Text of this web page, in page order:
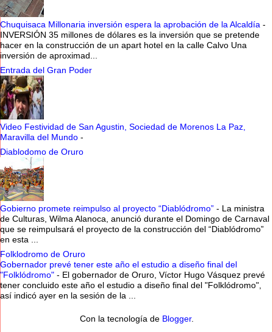
Chuquisaca Millonaria inversión espera la aprobación de la Alcaldía -
INVERSIÓN 35 millones de dólares es la inversión que se pretende
hacer en la construcción de un apart hotel en la calle Calvo Una
inversión de aproximad...
Entrada del Gran Poder
Video Festividad de San Agustin, Sociedad de Morenos La Paz,
Maravilla del Mundo -
Diablodomo de Oruro
Gobierno promete reimpulso al proyecto “Diablódromo” - La ministra
de Culturas, Wilma Alanoca, anunció durante el Domingo de Carnaval
que se reimpulsará el proyecto de la construcción del “Diablódromo”
en esta ...
Folklodromo de Oruro
Gobernador prevé tener este año el estudio a diseño final del
"Folklódromo" - El gobernador de Oruro, Víctor Hugo Vásquez prevé
tener concluido este año el estudio a diseño final del "Folklódromo",
así indicó ayer en la sesión de la ...
Con la tecnología de Blogger.